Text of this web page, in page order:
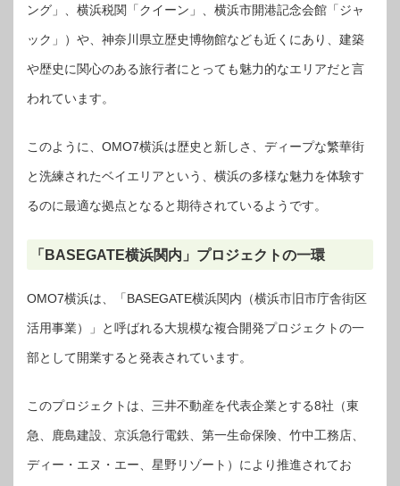
ング」、横浜税関「クイーン」、横浜市開港記念会館「ジャ
ック」）や、神奈川県立歴史博物館なども近くにあり、建築
や歴史に関心のある旅行者にとっても魅力的なエリアだと言
われています。
このように、OMO7横浜は歴史と新しさ、ディープな繁華街
と洗練されたベイエリアという、横浜の多様な魅力を体験す
るのに最適な拠点となると期待されているようです。
「BASEGATE横浜関内」プロジェクトの一環
OMO7横浜は、「BASEGATE横浜関内（横浜市旧市庁舎街区
活用事業）」と呼ばれる大規模な複合開発プロジェクトの一
部として開業すると発表されています。
このプロジェクトは、三井不動産を代表企業とする8社（東
急、鹿島建設、京浜急行電鉄、第一生命保険、竹中工務店、
ディー・エヌ・エー、星野リゾート）により推進されてお